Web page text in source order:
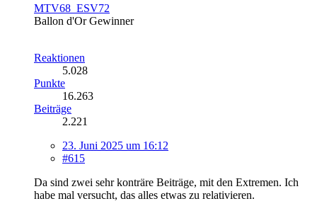
MTV68_ESV72
Ballon d'Or Gewinner
Reaktionen
5.028
Punkte
16.263
Beiträge
2.221
23. Juni 2025 um 16:12
#615
Da sind zwei sehr konträre Beiträge, mit den Extremen. Ich
habe mal versucht, das alles etwas zu relativieren.